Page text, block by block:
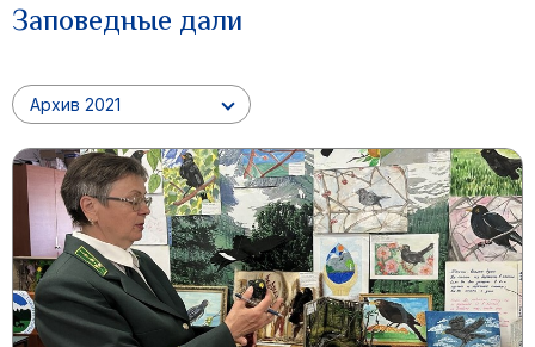
Заповедные дали
Архив 2021